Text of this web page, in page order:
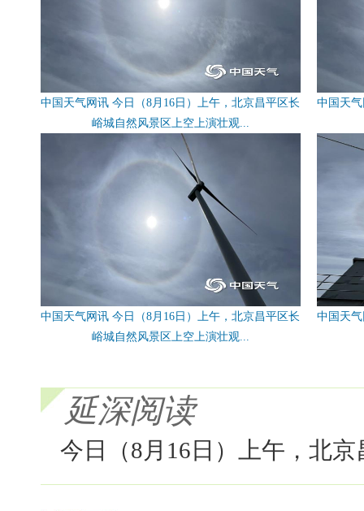
中国天气网讯 今日（8月16日）上午，北京昌平区长
峪城自然风景区上空上演壮观...
中国天
中国天气网讯 今日（8月16日）上午，北京昌平区长
峪城自然风景区上空上演壮观...
中国天
延深阅读
今日（8月16日）上午，北